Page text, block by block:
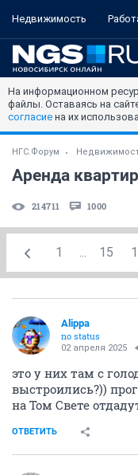
Недвижимость
На информационном
файлы. Оставаясь на
согласие на их
НГС.Форум
Аренда
214711 1000
1 ... 15
Alippa
no status
02 апреля 2025
это у них там с
выстроились?))
на Том Свете
ОТВЕТИТЬ